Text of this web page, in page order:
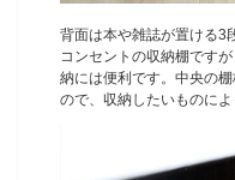
背面は本や雑誌が置ける3
コンセントの収納棚です
納には便利です。中央の
ので、収納したいものに